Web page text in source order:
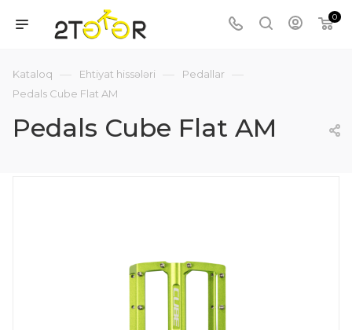
0
Kataloq — Ehtiyat hissələri — Pedallar —
Pedals Cube Flat AM
Pedals Cube Flat AM